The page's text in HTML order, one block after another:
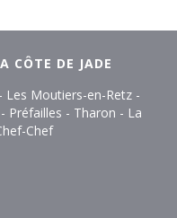
CÔTE DE JADE
Les Moutiers-en-Retz -
Préfailles - Tharon - La
Chef